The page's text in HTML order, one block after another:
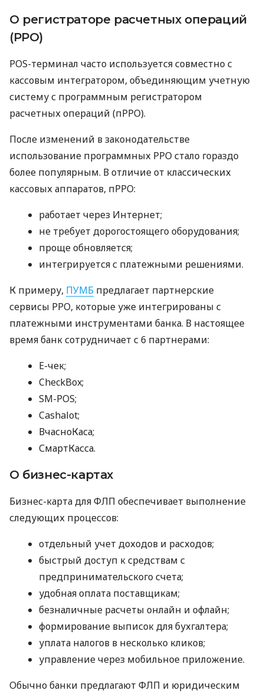
О регистраторе расчетных операций
(РРО)
POS-терминал часто используется совместно с
кассовым интегратором, объединяющим учетную
систему с программным регистратором
расчетных операций (пРРО).
После изменений в законодательстве
использование программных РРО стало гораздо
более популярным. В отличие от классических
кассовых аппаратов, пРРО:
работает через Интернет;
не требует дорогостоящего оборудования;
проще обновляется;
интегрируется с платежными решениями.
К примеру, ПУМБ предлагает партнерские
сервисы РРО, которые уже интегрированы с
платежными инструментами банка. В настоящее
время банк сотрудничает с 6 партнерами:
E-чек;
CheckBox;
SM-POS;
Cashalot;
ВчасноКаса;
СмартКасса.
О бизнес-картах
Бизнес-карта для ФЛП обеспечивает выполнение
следующих процессов:
отдельный учет доходов и расходов;
быстрый доступ к средствам с
предпринимательского счета;
удобная оплата поставщикам;
безналичные расчеты онлайн и офлайн;
формирование выписок для бухгалтера;
уплата налогов в несколько кликов;
управление через мобильное приложение.
Обычно банки предлагают ФЛП и юридическим